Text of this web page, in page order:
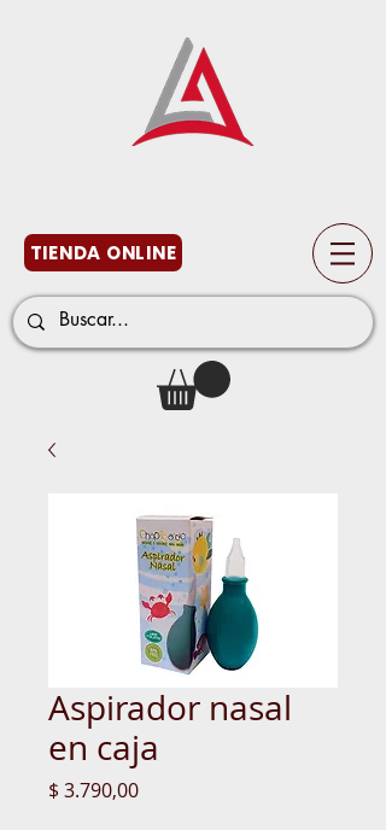
TIENDA ONLINE
Aspirador nasal
en caja
$ 3.790,00Precio